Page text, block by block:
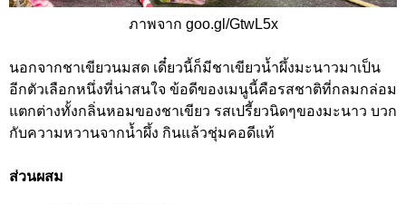
ภาพจาก goo.gl/GtwL5x
นอกจากชาเขียวนมสด เดี๋ยวนี้ก็มีชาเขียวน้ำผึ้งมะนาวมาเป็น
อีกตัวเลือกหนึ่งที่น่าสนใจ ข้อดีของเมนูนี้คือรสชาติที่กลมกล่อม
แตกต่างทั้งกลิ่นหอมของชาเขียว รสเปรี้ยวนิดๆของมะนาว บวก
กับความหวานจากน้ำผึ้ง กินแล้วชุ่มคอดีแท้
ส่วนผสม